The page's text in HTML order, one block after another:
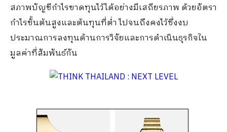
สภาพบัญชีกำไรขาดทุนไว้ได้อย่างมีเสถียรภาพ ด้วยอัตรา
กำไรขั้นต้นสูงและต้นทุนที่ต่ำ ไปจนถึงคงไว้ซึ่งงบ
ประมาณการลงทุนด้านการวิจัยและการดำเนินธุรกิจใน
มูลค่าที่สัมพันธ์กัน